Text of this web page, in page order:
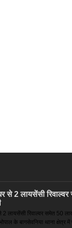
से 2 लायसेंसी
2 लायसेंसी रिवाल्वर समेत 50
के बागसेवनिया थाना क्षेत्र में